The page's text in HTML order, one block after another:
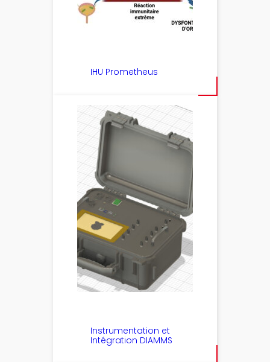
IHU Prometheus
Instrumentation et
Intégration DIAMMS